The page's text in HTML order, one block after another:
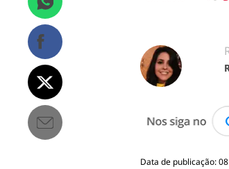
Data de publicação: